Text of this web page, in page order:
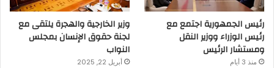
رئيس الجمهورية اجتمع مع
رئيس الوزراء ووزير النقل
ومستشار الرئيس
منذ 3 أيام
وزير الخارجية والهجرة يلتقى مع
لجنة حقوق الإنسان بمجلس
النواب
أبريل 22, 2025